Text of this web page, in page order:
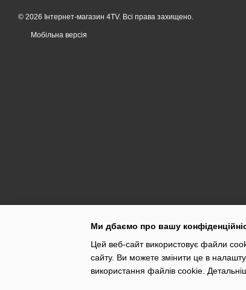
© 2026 Інтернет-магазин 4TV. Всі права захищено.
Мобільна версія
Ми дбаємо про вашу
Цей веб-сайт використовує файли
сайту. Ви можете змінити це в
використання файлів cookie.